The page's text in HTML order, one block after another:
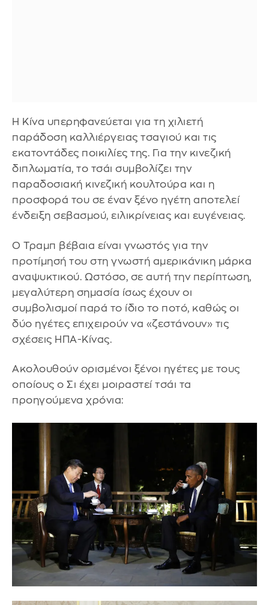
Η Κίνα υπερηφανεύεται για τη χιλιετή
παράδοση καλλιέργειας τσαγιού και τις
εκατοντάδες ποικιλίες της. Για την κινεζική
διπλωματία, το τσάι συμβολίζει την
παραδοσιακή κινεζική κουλτούρα και η
προσφορά του σε έναν ξένο ηγέτη αποτελεί
ένδειξη σεβασμού, ειλικρίνειας και ευγένειας.
Ο Τραμπ βέβαια είναι γνωστός για την
προτίμησή του στη γνωστή αμερικάνικη μάρκα
αναψυκτικού. Ωστόσο, σε αυτή την περίπτωση,
μεγαλύτερη σημασία ίσως έχουν οι
συμβολισμοί παρά το ίδιο το ποτό, καθώς οι
δύο ηγέτες επιχειρούν να «ζεστάνουν» τις
σχέσεις ΗΠΑ-Κίνας.
Ακολουθούν ορισμένοι ξένοι ηγέτες με τους
οποίους ο Σι έχει μοιραστεί τσάι τα
προηγούμενα χρόνια: